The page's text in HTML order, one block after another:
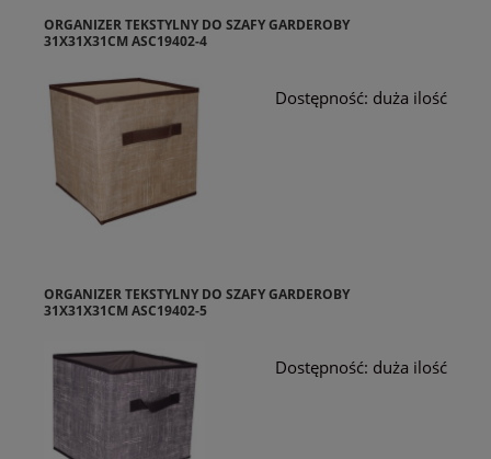
ORGANIZER TEKSTYLNY DO SZAFY GARDEROBY
31X31X31CM ASC19402-4
Dostępność: duża ilość
ORGANIZER TEKSTYLNY DO SZAFY GARDEROBY
31X31X31CM ASC19402-5
Dostępność: duża ilość